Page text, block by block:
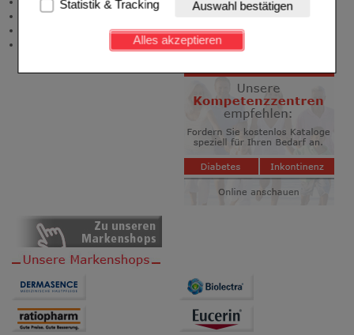
Kundenkonto), weshalb auf diese nicht verzichtet
werden kann.
Einkaufserlebnis noch ansprechender zu gestalten,
beispielsweise für die Wiedererkennung des
Besuchers oder unsere Seite an bevorzugte
Verhaltensweisen (z.B. Spracheinstellung)
anzupassen. Komfort-Cookies ermöglichen es uns
auch auf Ihre Bedürfnisse zugeschrittene Inhalte
anzuzeigen und unser Partnerprogramm zu
Informationen über die Art und Weise der Nutzung
unserer Website sammeln, mit deren Hilfe wir unsere
Website weiter für Sie optimieren können, den Inhalt
auf unserer Website aber auch die Werbung auf
Bitte beachten Sie, dass Daten hierfür teilweise an
übertragen werden.
Statistik & Tracking Auswahl bestätigen
Alles akzeptieren
Newsletter